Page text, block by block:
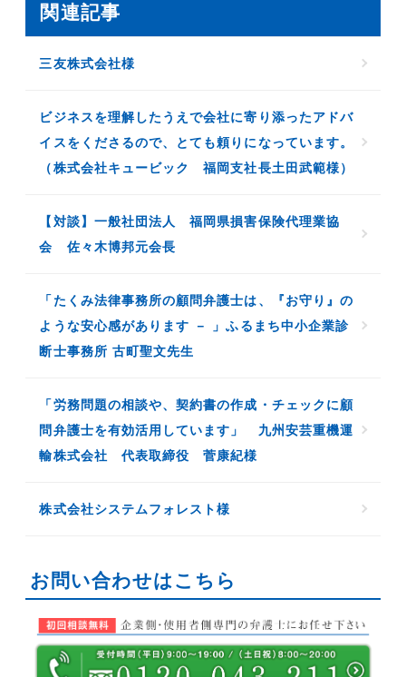
関連記事
三友株式会社様
ビジネスを理解したうえで会社に寄り添ったアドバ
イスをくださるので、とても頼りになっています。
（株式会社キュービック 福岡支社長土田武範様）
【対談】一般社団法人 福岡県損害保険代理業協
会 佐々木博邦元会長
「たくみ法律事務所の顧問弁護士は、『お守り』の
ような安心感があります － 」ふるまち中小企業診
断士事務所 古町聖文先生
「労務問題の相談や、契約書の作成・チェックに顧
問弁護士を有効活用しています」 九州安芸重機運
輸株式会社 代表取締役 菅康紀様
株式会社システムフォレスト様
お問い合わせはこちら